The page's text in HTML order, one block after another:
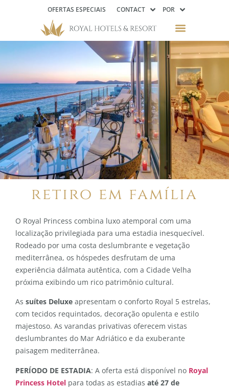
OFERTAS ESPECIAIS CONTACT POR
retiro em família
O Royal Princess combina luxo atemporal com uma
localização privilegiada para uma estadia inesquecível.
Rodeado por uma costa deslumbrante e vegetação
mediterrânea, os hóspedes desfrutam de uma
experiência dálmata autêntica, com a Cidade Velha
próxima exibindo um rico patrimônio cultural.
As suítes Deluxe apresentam o conforto Royal 5 estrelas,
com tecidos requintados, decoração opulenta e estilo
majestoso. As varandas privativas oferecem vistas
deslumbrantes do Mar Adriático e da exuberante
paisagem mediterrânea.
PERÍODO DE ESTADIA: A oferta está disponível no Royal
Princess Hotel para todas as estadias até 27 de